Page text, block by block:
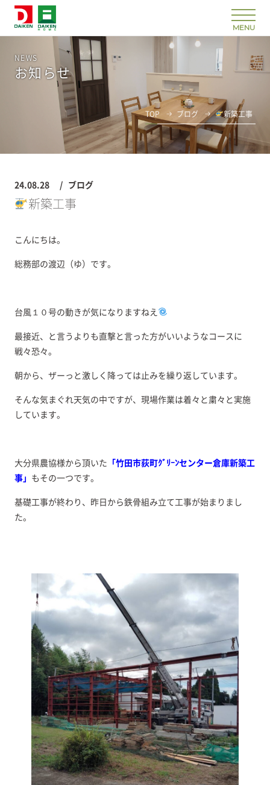
NEWS
お知らせ
TOP ブログ 新築工事
24.08.28 ブログ
新築工事
こんにちは。
総務部の渡辺（ゆ）です。
台風１０号の動きが気になりますねえ
最接近、と言うよりも直撃と言った方がいいようなコースに
戦々恐々。
朝から、ザーっと激しく降っては止みを繰り返しています。
そんな気まぐれ天気の中ですが、現場作業は着々と粛々と実施
しています。
大分県農協様から頂いた 「竹田市荻町ｸﾞﾘｰﾝセンター倉庫新築工
事」 もその一つです。
基礎工事が終わり、昨日から鉄骨組み立て工事が始まりまし
た。